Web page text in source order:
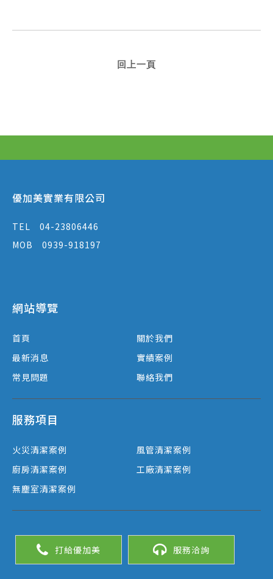
回上一頁
優加美實業有限公司
TEL
04-23806446
MOB
0939-918197
網站導覽
首頁
關於我們
最新消息
實績案例
常見問題
聯絡我們
服務項目
火災清潔案例
風管清潔案例
廚房清潔案例
工廠清潔案例
無塵室清潔案例
打給優加美 服務洽詢